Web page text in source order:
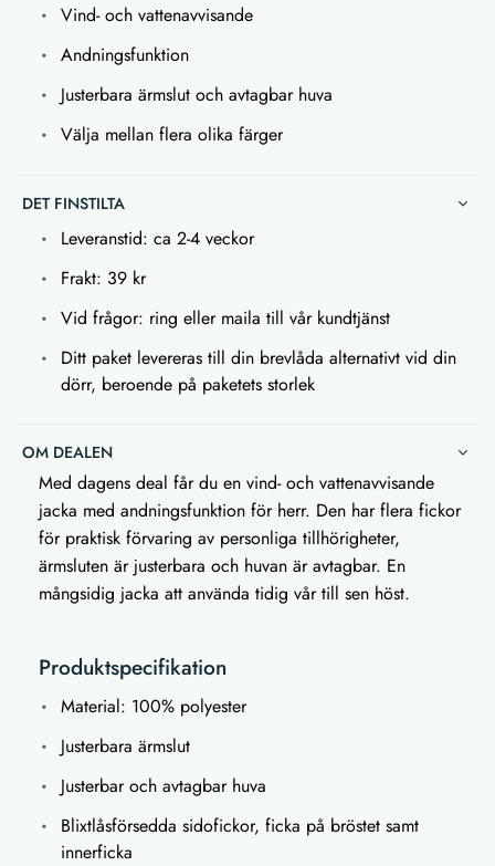
Vind- och vattenavvisande
Andningsfunktion
Justerbara ärmslut och avtagbar huva
Välja mellan flera olika färger
DET FINSTILTA
Leveranstid: ca 2-4 veckor
Frakt: 39 kr
Vid frågor: ring eller maila till vår kundtjänst
Ditt paket levereras till din brevlåda alternativt vid din
dörr, beroende på paketets storlek
OM DEALEN
Med dagens deal får du en vind- och vattenavvisande
jacka med andningsfunktion för herr. Den har flera fickor
för praktisk förvaring av personliga tillhörigheter,
ärmsluten är justerbara och huvan är avtagbar. En
mångsidig jacka att använda tidig vår till sen höst.
Produktspecifikation
Material: 100% polyester
Justerbara ärmslut
Justerbar och avtagbar huva
Blixtlåsförsedda sidofickor, ficka på bröstet samt
innerficka